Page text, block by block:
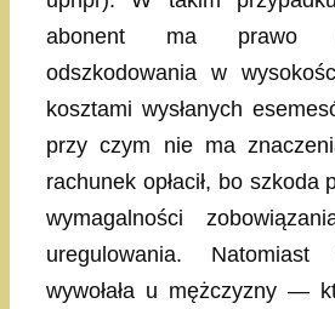
abonent ma prawo
odszkodowania w
kosztami wysłanych
przy czym nie ma
rachunek opłacił, bo szkoda
wymagalności
uregulowania. Natomiast
wywołała u mężczyzny —